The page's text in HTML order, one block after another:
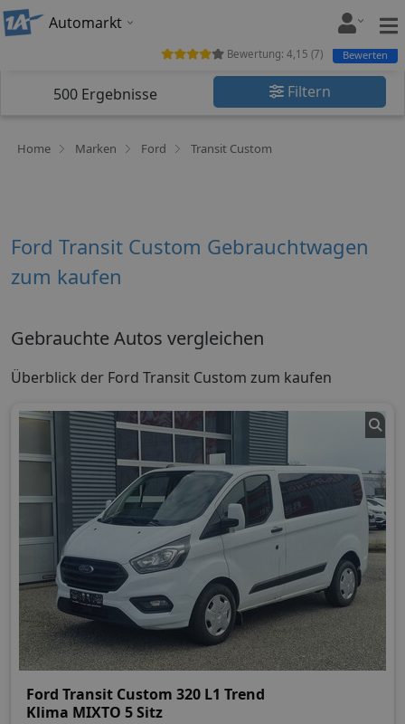
Automarkt
500 Ergebnisse Filtern
Home Marken Ford Transit Custom
Bewertung: 4,15 (7) Bewerten
Ford Transit Custom Gebrauchtwagen
zum kaufen
Gebrauchte Autos vergleichen
Überblick der Ford Transit Custom zum kaufen
Ford Transit Custom 320 L1 Trend
Klima MIXTO 5 Sitz